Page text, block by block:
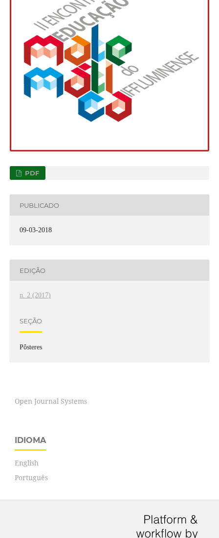
PDF
PUBLICADO
09-03-2018
EDIÇÃO
n. 2 (2017)
SEÇÃO
Pôsteres
Open Journal Systems
IDIOMA
English
Português